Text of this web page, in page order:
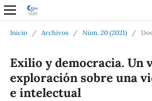
Inicio / Archivos / Núm. 20 (2021) /
Exilio y democracia. Un
exploración sobre una
e intelectual